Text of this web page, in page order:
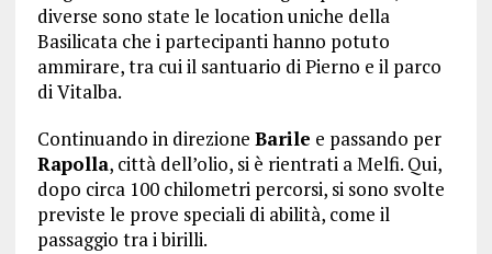
diverse sono state le location uniche della
Basilicata che i partecipanti hanno potuto
ammirare, tra cui il santuario di Pierno e il parco
di Vitalba.
Continuando in direzione Barile e passando per
Rapolla, città dell’olio, si è rientrati a Melfi. Qui,
dopo circa 100 chilometri percorsi, si sono svolte
previste le prove speciali di abilità, come il
passaggio tra i birilli.